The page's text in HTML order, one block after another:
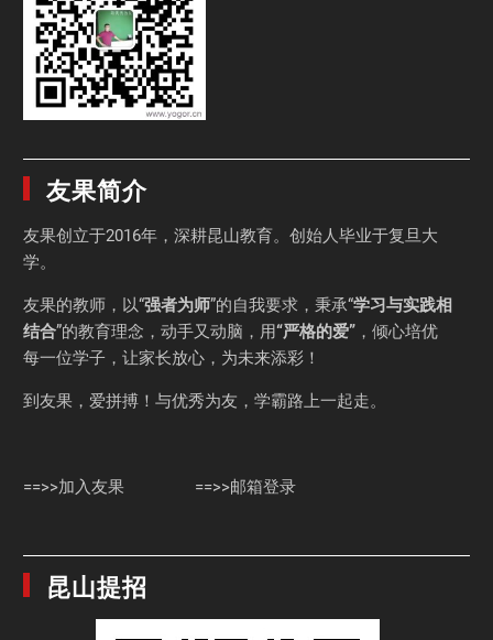
友果简介
友果创立于2016年，深耕昆山教育。创始人毕业于复旦大
学。
友果的教师，以“强者为师”的自我要求，秉承“学习与实践相
结合”的教育理念，动手又动脑，用“严格的爱” ，倾心培优
每一位学子，让家长放心，为未来添彩！
到友果，爱拼搏！与优秀为友，学霸路上一起走。
==>>加入友果 ==>>邮箱登录
昆山提招